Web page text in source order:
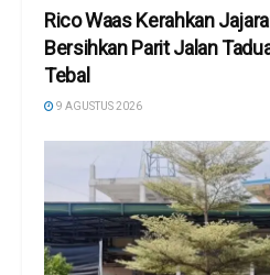
Rico Waas Kerahkan
Bersihkan Parit Jalan
Tebal
9 AGUSTUS 2026